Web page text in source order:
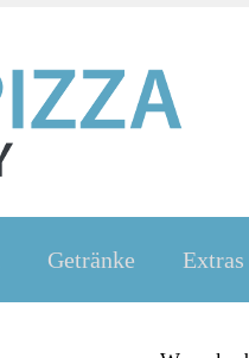
Getränke Extras